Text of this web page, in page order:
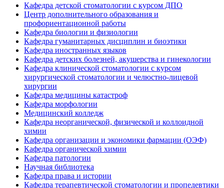
Кафедра детской стоматологии с курсом ДПО
Центр дополнительного образования и
профориентационной работы
Кафедра биологии и физиологии
Кафедра гуманитарных дисциплин и биоэтики
Кафедра иностранных языков
Кафедра детских болезней, акушерства и гинекологии
Кафедра клинической стоматологии с курсом
хирургической стоматологии и челюстно-лицевой
хирургии
Кафедра медицины катастроф
Кафедра морфологии
Медицинский колледж
Кафедра неорганической, физической и коллоидной
химии
Кафедра организации и экономики фармации (ОЭФ)
Кафедра органической химии
Кафедра патологии
Научная библиотека
Кафедра права и истории
Кафедра терапевтической стоматологии и пропедевтики